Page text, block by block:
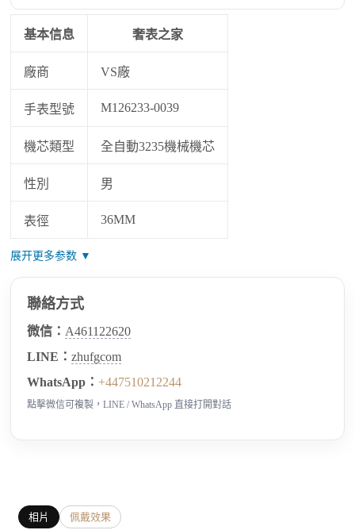
基本信息 奢表之家
廠商 VS廠
手表型號 M126233-0039
機芯類型 全自動3235機械機芯
性別 男
表徑 36MM
展开更多参数 ▼
聯絡方式
微信： A461122620
LINE：zhufgcom
WhatsApp：+447510212244
點擊微信可複製，LINE / WhatsApp 直接打開對話
相片 佩戴效果